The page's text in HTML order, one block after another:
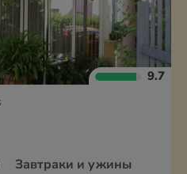
9.7
Завтраки и ужины